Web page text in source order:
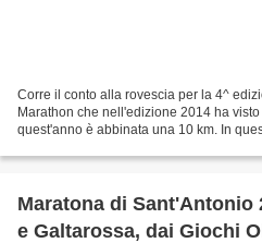
Corre il conto alla rovescia per la 4^
Marathon che nell'edizione 2014 ha
quest'anno è abbinata una 10 km. In
Maratona di Sant'Antonio
e Galtarossa, dai Giochi